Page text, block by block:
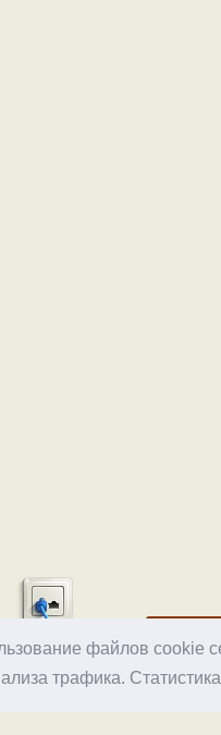
файлов
трафика.